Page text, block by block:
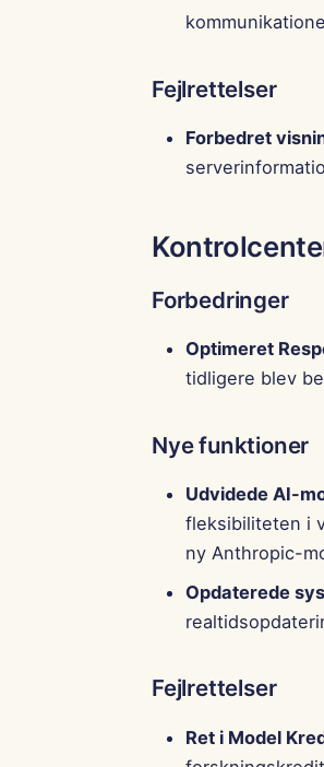
Fejlrettelser
Forbedret
Forbedringer
Optimeret
tidligere blev
Nye funktioner
Udvidede AI-
fleksibiliteten i
ny Anthropic-
Opdaterede
Fejlrettelser
Ret i Model